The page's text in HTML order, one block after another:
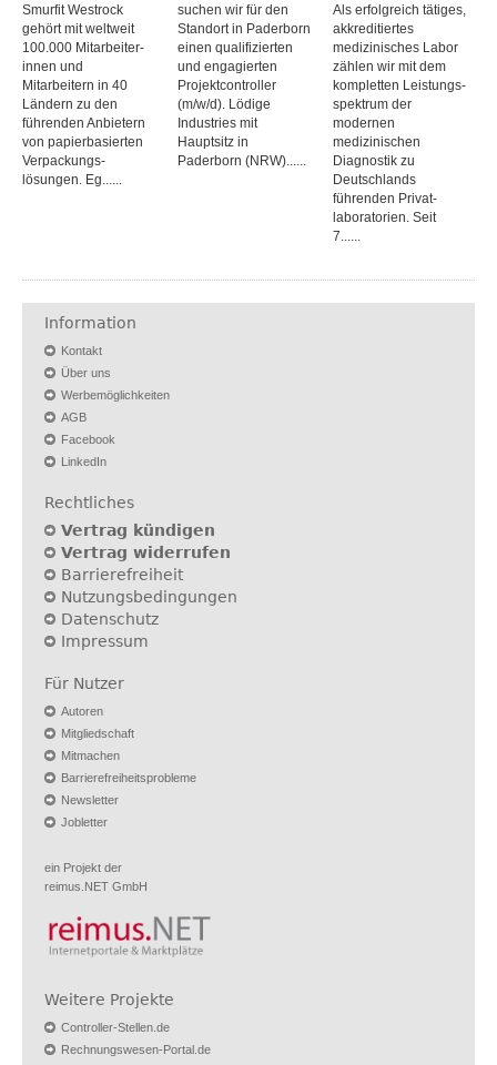
Smurfit Westrock
gehört mit weltweit
100.000 Mitarbeiter­
innen und
Mitarbeitern in 40
Ländern zu den
führenden Anbietern
von papier­basierten
Verpackungs­
lösungen. Eg......
suchen wir für den
Standort in Paderborn
einen qualifizierten
und engagierten
Projektcontroller
(m/w/d). Lödige
Industries mit
Hauptsitz in
Paderborn (NRW)......
Als erfolgreich tätiges,
akkreditiertes
medizinisches Labor
zählen wir mit dem
kompletten Leistungs­
spektrum der
modernen
medizinischen
Diagnostik zu
Deutschlands
führenden Privat­
laboratorien. Seit
7......
Information
Kontakt
Über uns
Werbemöglichkeiten
AGB
Facebook
LinkedIn
Rechtliches
Vertrag kündigen
Vertrag widerrufen
Barrierefreiheit
Nutzungsbedingungen
Datenschutz
Impressum
Für Nutzer
Autoren
Mitgliedschaft
Mitmachen
Barrierefreiheitsprobleme
Newsletter
Jobletter
ein Projekt der
reimus.NET GmbH
Weitere Projekte
Controller-Stellen.de
Rechnungswesen-Portal.de